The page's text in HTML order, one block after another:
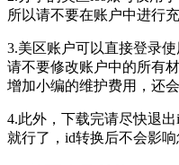
所以请不要在账户中进行
3.美区账户可以直接登录
请不要修改账户中的所有
增加小编的维护费用，还
4.此外，下载完请尽快退
就行了，id转换后不会影